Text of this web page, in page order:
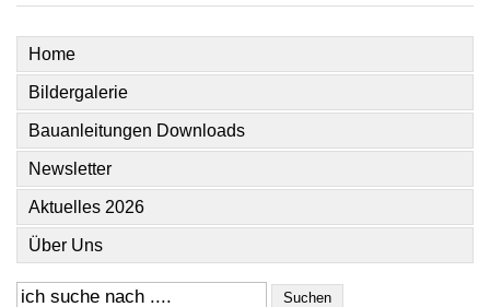
Home
Bildergalerie
Bauanleitungen Downloads
Newsletter
Aktuelles 2026
Über Uns
Suchen